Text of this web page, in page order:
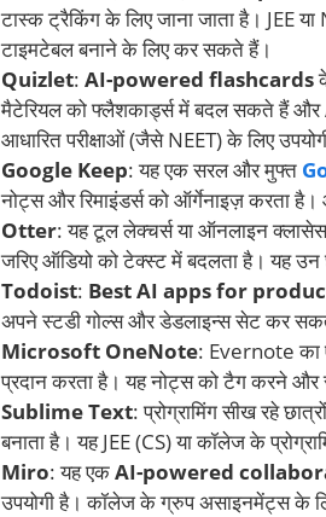
टास्क ट्रैकिंग के लिए जाना जाता है। JEE
टाइमटेबल बनाने के लिए कर सकते हैं।
Quizlet: AI-powered flashcards
मैटेरियल को फ्लैशकार्ड्स में बदल सकते हैं
आधारित परीक्षाओं (जैसे NEET) के लिए
Google Keep: यह एक सरल और मुफ्त
नोट्स और रिमाइंडर्स को ऑर्गेनाइज़ करता
Otter: यह टूल लेक्चर्स या ऑनलाइन
जरिए ऑडियो को टेक्स्ट में बदलता है। यह
Todoist: Best AI apps for
अपने स्टडी गोल्स और डेडलाइन्स सेट कर
Microsoft OneNote: Evernote का
प्रदान करता है। यह नोट्स को टैग करने और
Sublime Text: प्रोग्रामिंग सीख रहे
बनाता है। यह JEE (CS) या कॉलेज के
Miro: यह एकAI-powered
उपयोगी है। कॉलेज के ग्रुप असाइनमेंट्स के